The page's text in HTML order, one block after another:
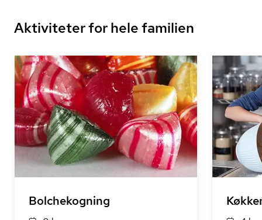
Aktiviteter for hele familien
Bolchekogning